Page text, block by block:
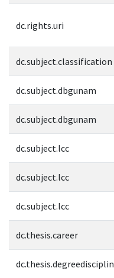
dc.rights.uri
dc.subject.classification
dc.subject.dbgunam
dc.subject.dbgunam
dc.subject.lcc
dc.subject.lcc
dc.subject.lcc
dc.thesis.career